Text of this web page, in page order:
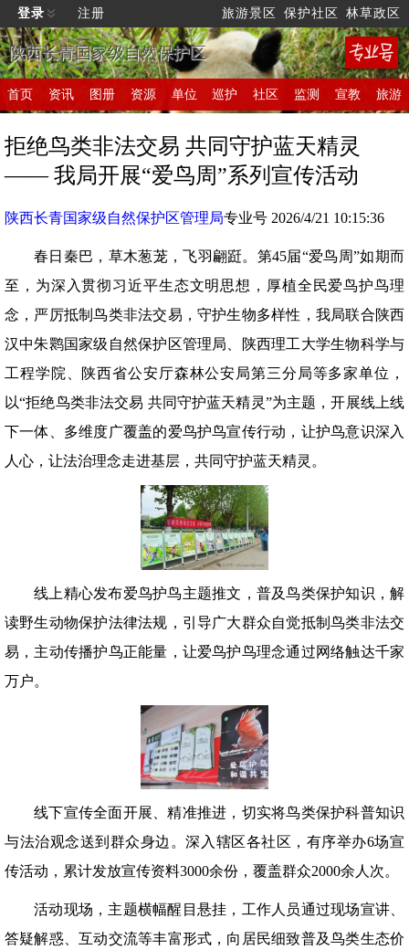
登录 注册 旅游景区 保护社区 林草政区
陕西长青国家级自然保护区
首页 资讯 图册 资源 单位 巡护 社区 监测 宣教 旅游
拒绝鸟类非法交易 共同守护蓝天精灵
—— 我局开展“爱鸟周”系列宣传活动
陕西长青国家级自然保护区管理局专业号 2026/4/21 10:15:36
春日秦巴，草木葱茏，飞羽翩跹。第45届“爱鸟周”如期而
至，为深入贯彻习近平生态文明思想，厚植全民爱鸟护鸟理
念，严厉抵制鸟类非法交易，守护生物多样性，我局联合陕西
汉中朱鹮国家级自然保护区管理局、陕西理工大学生物科学与
工程学院、陕西省公安厅森林公安局第三分局等多家单位，
以“拒绝鸟类非法交易 共同守护蓝天精灵”为主题，开展线上线
下一体、多维度广覆盖的爱鸟护鸟宣传行动，让护鸟意识深入
人心，让法治理念走进基层，共同守护蓝天精灵。
线上精心发布爱鸟护鸟主题推文，普及鸟类保护知识，解
读野生动物保护法律法规，引导广大群众自觉抵制鸟类非法交
易，主动传播护鸟正能量，让爱鸟护鸟理念通过网络触达千家
万户。
线下宣传全面开展、精准推进，切实将鸟类保护科普知识
与法治观念送到群众身边。深入辖区各社区，有序举办6场宣
传活动，累计发放宣传资料3000余份，覆盖群众2000余人次。
活动现场，主题横幅醒目悬挂，工作人员通过现场宣讲、
答疑解惑、互动交流等丰富形式，向居民细致普及鸟类生态价